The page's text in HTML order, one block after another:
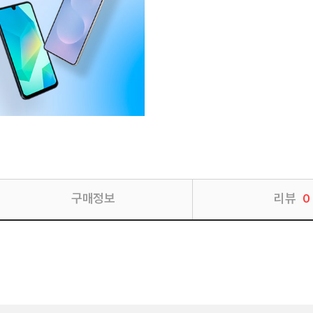
구매정보 리뷰 0